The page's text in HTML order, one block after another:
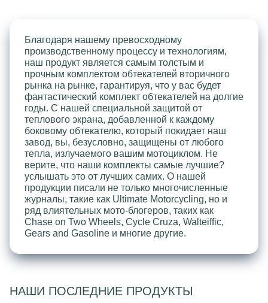
Благодаря нашему превосходному
производственному процессу и технологиям,
наш продукт является самым толстым и
прочным комплектом обтекателей вторичного
рынка на рынке, гарантируя, что у вас будет
фантастический комплект обтекателей на долгие
годы. С нашей специальной защитой от
теплового экрана, добавленной к каждому
боковому обтекателю, который покидает наш
завод, вы, безусловно, защищены от любого
тепла, излучаемого вашим мотоциклом. Не
верите, что наши комплекты самые лучшие?
услышать это от лучших самих. О нашей
продукции писали не только многочисленные
журналы, такие как Ultimate Motorcycling, но и
ряд влиятельных мото-блогеров, таких как
Chase on Two Wheels, Cycle Cruza, Walteiffic,
Gears and Gasoline и многие другие.
НАШИ ПОСЛЕДНИЕ ПРОДУКТЫ